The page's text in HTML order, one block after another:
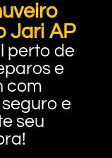
Jari AP
perto de
e
com
e
seu